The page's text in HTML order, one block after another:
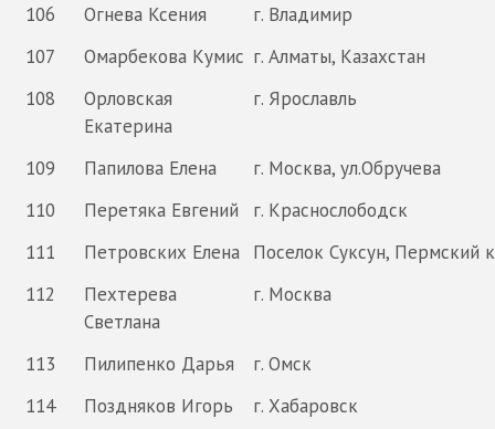
106
Огнева Ксения
г. Владимир
107
Омарбекова Кумис г. Алматы, Казахстан
108
Орловская
Екатерина
г. Ярославль
109 Папилова Елена
г. Москва, ул.Обручева
110
Перетяка Евгений
г. Краснослободск
111
Петровских Елена Поселок Суксун, Пермский
112
Пехтерева
Светлана
г. Москва
113 Пилипенко Дарья
г. Омск
114
Поздняков Игорь
г. Хабаровск